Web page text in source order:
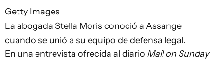
Getty Images
La abogada Stella Moris conoció a Assange
cuando se unió a su equipo de defensa legal.
En una entrevista ofrecida al diario Mail on Sunday